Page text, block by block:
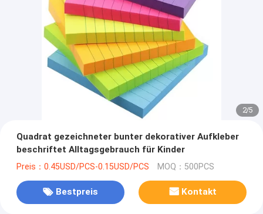
2/5
Quadrat gezeichneter bunter dekorativer Aufkleber
beschriftet Alltagsgebrauch für Kinder
Preis：0.45USD/PCS-0.15USD/PCS MOQ：500PCS
Bestpreis Kontakt